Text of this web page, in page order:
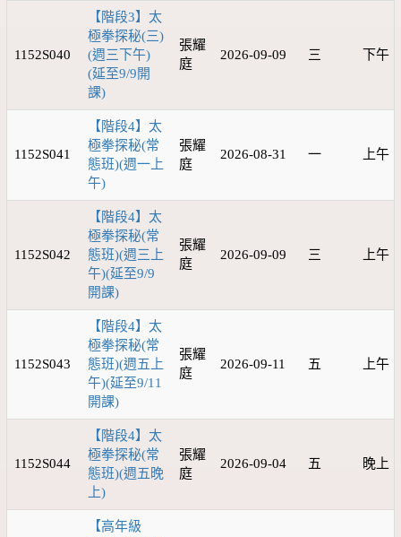
1152S040
【階段3】太
極拳探秘(三)
(週三下午)
(延至9/9開
課)
張耀
庭
2026-09-09 三 下午
1152S041
【階段4】太
極拳探秘(常
態班)(週一上
午)
張耀
庭
2026-08-31 一 上午
1152S042
【階段4】太
極拳探秘(常
態班)(週三上
午)(延至9/9
開課)
張耀
庭
2026-09-09 三 上午
1152S043
【階段4】太
極拳探秘(常
態班)(週五上
午)(延至9/11
開課)
張耀
庭
2026-09-11 五 上午
1152S044
【階段4】太
極拳探秘(常
態班)(週五晚
上)
張耀
庭
2026-09-04 五 晚上
【高年級